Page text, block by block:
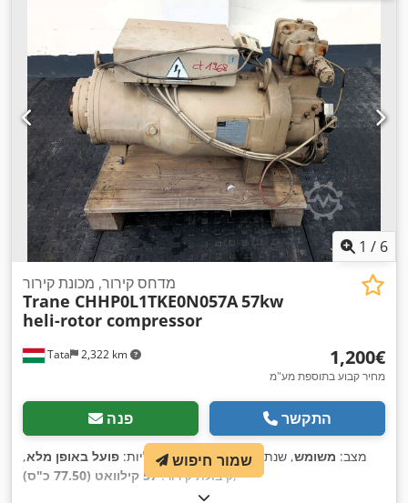
1 / 6
Tata 2,322 km
מדחס קירור, מכונת קירור
Trane CHHP0L1TKE0N057A57kw
heli-rotor compressor
‏1,200 ‏€
מחיר קבוע בתוספת מע"מ
פנה התקשר
מצב: משומש, שנת ייצור:2006, פונקציונליות: פועל באופן מלא,
קיבולת קירור:57 קילוואט (77.50 כ"ס) ,
שמור חיפוש